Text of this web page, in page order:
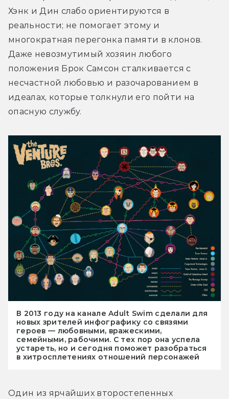
Хэнк и Дин слабо ориентируются в
реальности; не помогает этому и
многократная перегонка памяти в клонов.
Даже невозмутимый хозяин любого
положения Брок Самсон сталкивается с
несчастной любовью и разочарованием в
идеалах, которые толкнули его пойти на
опасную службу.
В 2013 году на канале Adult Swim сделали для
новых зрителей инфографику со связями
героев — любовными, вражескими,
семейными, рабочими. С тех пор она успела
устареть, но и сегодня поможет разобраться
в хитросплетениях отношений персонажей
Один из ярчайших второстепенных